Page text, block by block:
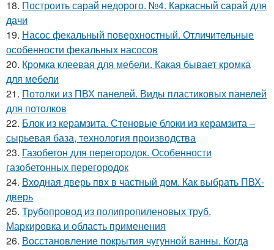
18. Построить сарай недорого. №4. Каркасный сарай для
дачи
19. Насос фекальный поверхностный. Отличительные
особенности фекальных насосов
20. Кромка клеевая для мебели. Какая бывает кромка
для мебели
21. Потолки из ПВХ панелей. Виды пластиковых панелей
для потолков
22. Блок из керамзита. Стеновые блоки из керамзита –
сырьевая база, технология производства
23. Газобетон для перегородок. Особенности
газобетонных перегородок
24. Входная дверь пвх в частный дом. Как выбрать ПВХ-
дверь
25. Трубопровод из полипропиленовых труб.
Маркировка и область применения
26. Восстановление покрытия чугунной ванны. Когда